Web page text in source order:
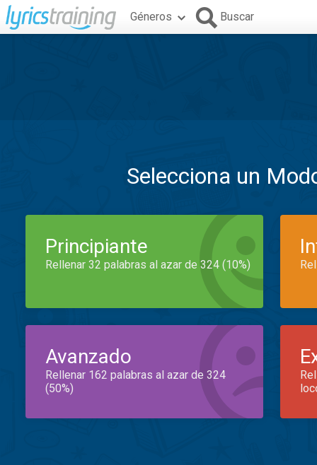
Géneros Buscar
Selecciona un
Principiante
Rellenar 32 palabras al azar de 324 (10%)
Avanzado
Rellenar 162 palabras al azar de 324
(50%)